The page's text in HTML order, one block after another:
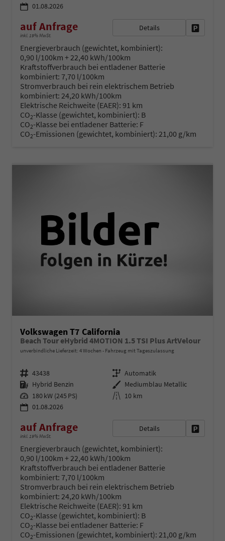
01.08.2026
auf Anfrage
inkl. 19% MwSt.
Details
Energieverbrauch (gewichtet, kombiniert):
0,90 l/100km + 22,40 kWh/100km
Kraftstoffverbrauch bei entladener Batterie
kombiniert: 7,70 l/100km
Stromverbrauch bei rein elektrischem Betrieb
kombiniert: 24,20 kWh/100km
Elektrische Reichweite (EAER): 91 km
CO2-Klasse (gewichtet, kombiniert): B
CO2-Klasse bei entladener Batterie: F
CO2-Emissionen (gewichtet, kombiniert): 21,00 g/km
Volkswagen T7 California
Beach Tour eHybrid 4MOTION 1.5 TSI Plus ArtVelour
unverbindliche Lieferzeit: 4 Wochen Fahrzeug mit Tageszulassung
Fahrzeugnr. 43438 Getriebe Automatik
Kraftstoff Hybrid Benzin Außenfarbe Mediumblau Metallic
Leistung 180 kW (245 PS) Kilometerstand 10 km
01.08.2026
auf Anfrage
inkl. 19% MwSt.
Details
Energieverbrauch (gewichtet, kombiniert):
0,90 l/100km + 22,40 kWh/100km
Kraftstoffverbrauch bei entladener Batterie
kombiniert: 7,70 l/100km
Stromverbrauch bei rein elektrischem Betrieb
kombiniert: 24,20 kWh/100km
Elektrische Reichweite (EAER): 91 km
CO2-Klasse (gewichtet, kombiniert): B
CO2-Klasse bei entladener Batterie: F
CO2-Emissionen (gewichtet, kombiniert): 21,00 g/km